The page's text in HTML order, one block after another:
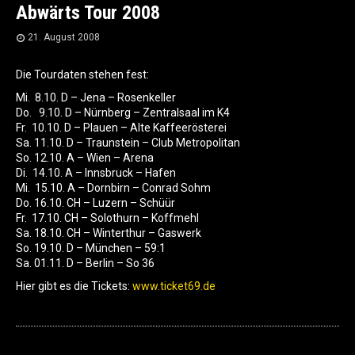
Abwärts Tour 2008
21. August 2008
Die Tourdaten stehen fest:
Mi. 8.10. D – Jena – Rosenkeller
Do. 9.10. D – Nürnberg – Zentralsaal im K4
Fr. 10.10. D – Plauen – Alte Kaffeerösterei
Sa. 11.10. D – Traunstein – Club Metropolitan
So. 12.10. A – Wien – Arena
Di. 14.10. A – Innsbruck – Hafen
Mi. 15.10. A – Dornbirn – Conrad Sohm
Do. 16.10. CH – Luzern – Schüür
Fr. 17.10. CH – Solothurn – Koffmehl
Sa. 18.10. CH – Winterthur – Gaswerk
So. 19.10. D – München – 59:1
Sa. 01.11. D – Berlin – So 36
Hier gibt es die Tickets: www.ticket69.de